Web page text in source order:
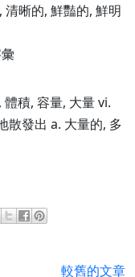
晰的, 鮮豔的, 鮮明
體積, 容量, 大量 vi.
散發出 a. 大量的, 多
較舊的文章